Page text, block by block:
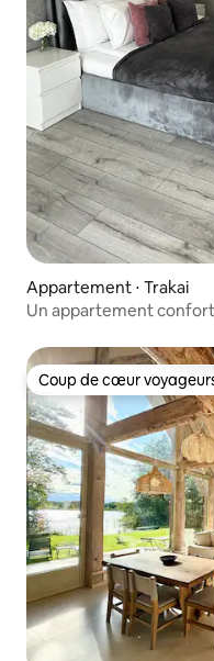
Appartement ⋅ Trakai
Un appartement
Coup de cœur
Coup de cœur